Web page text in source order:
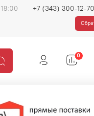
+7 (343) 300-12-70
0